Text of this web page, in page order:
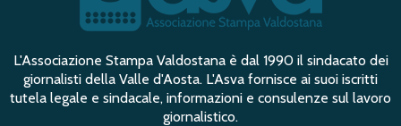
L'Associazione Stampa Valdostana è dal 1990 il sindacato dei
giornalisti della Valle d'Aosta. L'Asva fornisce ai suoi iscritti
tutela legale e sindacale, informazioni e consulenze sul lavoro
giornalistico.